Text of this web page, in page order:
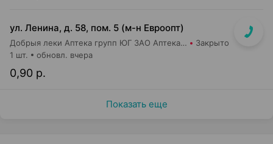
ул. Ленина, д. 58, пом. 5 (м-н Евроопт)
Добрыя леки Аптека групп ЮГ ЗАО Аптека №8 Закрыто
0,90 р.
1 шт. обновл. вчера
Показать еще